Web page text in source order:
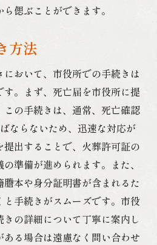
偲ぶことができます。
方法
おいて、市役所での手続きは
。まず、死亡届を市役所に提
の手続きは、通常、死亡確認
ならないため、迅速な対応が
出することで、火葬許可証の
準備が進められます。また、
本や身分証明書が含まれるた
手続きがスムーズです。市役
の詳細について丁寧に案内し
る場合は遠慮なく問い合わせ